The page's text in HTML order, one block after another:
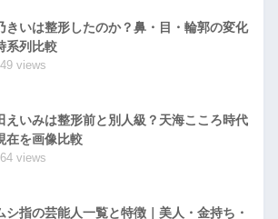
きいは整形したのか？鼻・目・輪郭の変化
系列比較
views
えいみは整形前と別人級？天海こころ時代
在を画像比較
views
シ指の芸能人一覧と特徴｜美人・金持ち・